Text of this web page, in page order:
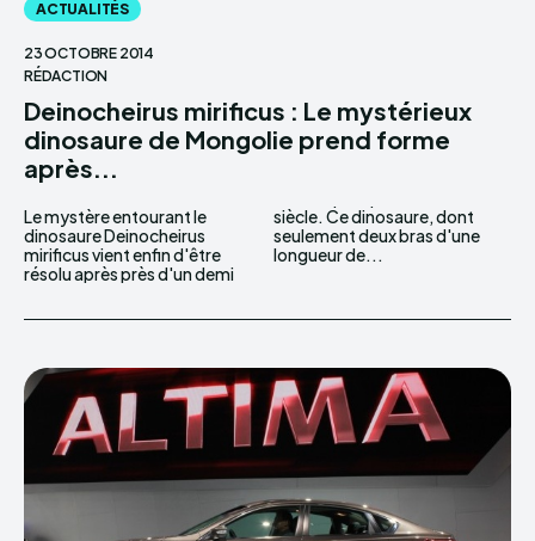
ACTUALITÉS
23 OCTOBRE 2014
RÉDACTION
Deinocheirus mirificus : Le mystérieux
dinosaure de Mongolie prend forme
après...
Le mystère entourant le
dinosaure Deinocheirus
mirificus vient enfin d'être
résolu après près d'un demi
siècle. Ce dinosaure, dont
seulement deux bras d'une
longueur de...